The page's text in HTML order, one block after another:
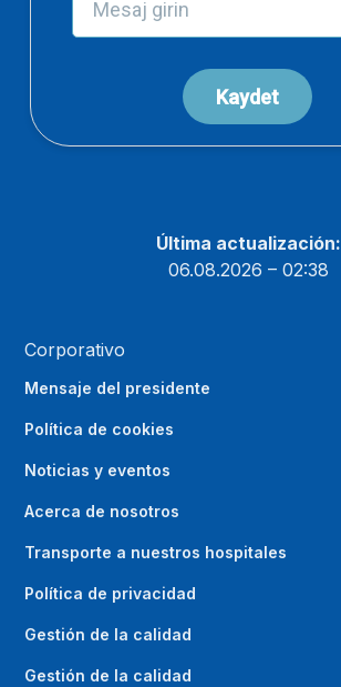
Última actualización:
06.08.2026 – 02:38
Corporativo
Mensaje del presidente
Política de cookies
Noticias y eventos
Acerca de nosotros
Transporte a nuestros hospitales
Política de privacidad
Gestión de la calidad
Gestión de la calidad